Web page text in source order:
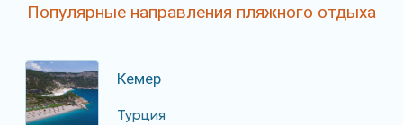
Популярные направления пляжного отдыха
Кемер
Турция